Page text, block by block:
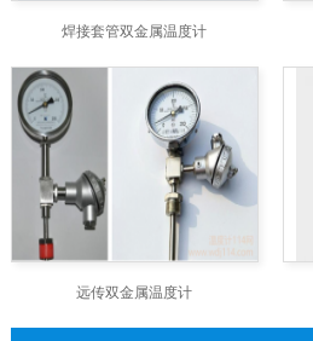
焊接套管双金属温度计
远传双金属温度计